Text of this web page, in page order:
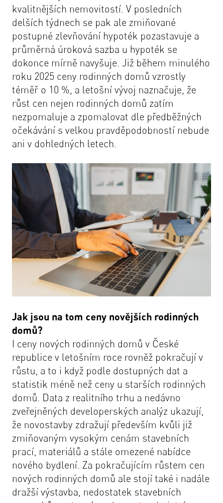
kvalitnějších nemovitostí. V posledních
delších týdnech se pak ale zmiňované
postupné zlevňování hypoték pozastavuje a
průměrná úroková sazba u hypoték se
dokonce mírně navyšuje. Již během minulého
roku 2025 ceny rodinných domů vzrostly
téměř o 10 %, a letošní vývoj naznačuje, že
růst cen nejen rodinných domů zatím
nezpomaluje a zpomalovat dle předběžných
očekávání s velkou pravděpodobností nebude
ani v dohledných letech.
Jak jsou na tom ceny novějších rodinných
domů?
I ceny nových rodinných domů v České
republice v letošním roce rovněž pokračují v
růstu, a to i když podle dostupných dat a
statistik méně než ceny u starších rodinných
domů. Data z realitního trhu a nedávno
zveřejněných developerských analýz ukazují,
že novostavby zdražují především kvůli již
zmiňovaným vysokým cenám stavebních
prací, materiálů a stále omezené nabídce
nového bydlení. Za pokračujícím růstem cen
nových rodinných domů ale stojí také i nadále
dražší výstavba, nedostatek stavebních